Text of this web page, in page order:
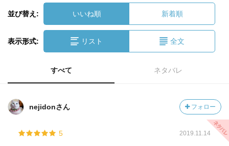
並び替え: いいね順 新着順
表示形式: リスト 全文
すべて ネタバレ
nejidonさん フォロー
5 2019.11.14